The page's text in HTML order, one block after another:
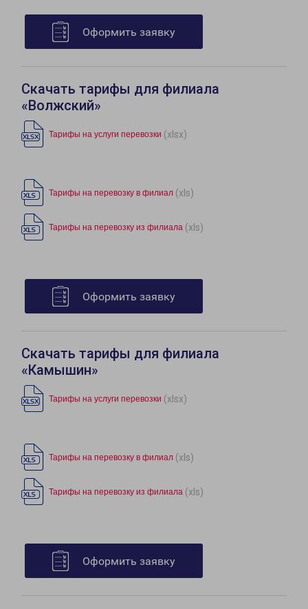
Оформить заявку
Скачать тарифы для филиала
«Волжский»
Тарифы на услуги перевозки (xlsx)
Тарифы на перевозку в филиал (xls)
Тарифы на перевозку из филиала (xls)
Оформить заявку
Скачать тарифы для филиала
«Камышин»
Тарифы на услуги перевозки (xlsx)
Тарифы на перевозку в филиал (xls)
Тарифы на перевозку из филиала (xls)
Оформить заявку